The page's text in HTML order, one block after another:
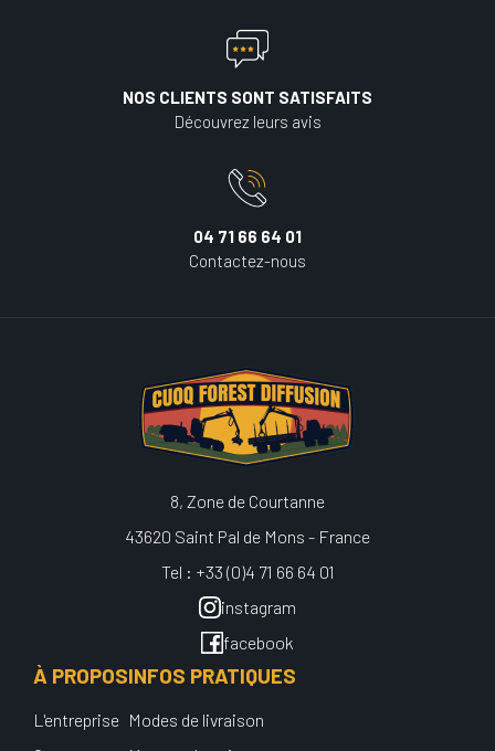
NOS CLIENTS SONT SATISFAITS
Découvrez leurs avis
04 71 66 64 01
Contactez-nous
8, Zone de Courtanne
43620 Saint Pal de Mons - France
Tel : +33 (0)4 71 66 64 01
instagram
facebook
À PROPOS
L'entreprise
INFOS PRATIQUES
Modes de livraison